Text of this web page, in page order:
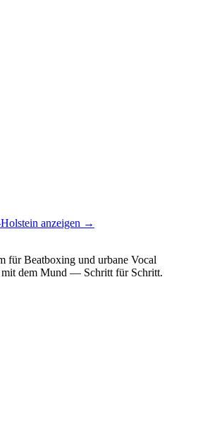
anzeigen →
für Beatboxing und urbane Vocal
mit dem Mund — Schritt für Schritt.